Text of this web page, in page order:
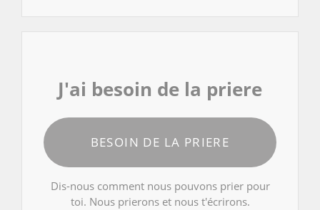
J'ai besoin de la priere
BESOIN DE LA PRIERE
Dis-nous comment nous pouvons prier pour
toi. Nous prierons et nous t'écrirons.